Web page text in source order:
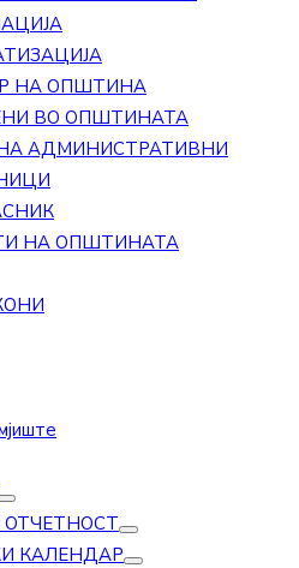
НА ОПШТИНА
ВО ОПШТИНАТА
АДМИНИСТРАТИВНИ
НА ОПШТИНАТА
КАЛЕНДАР